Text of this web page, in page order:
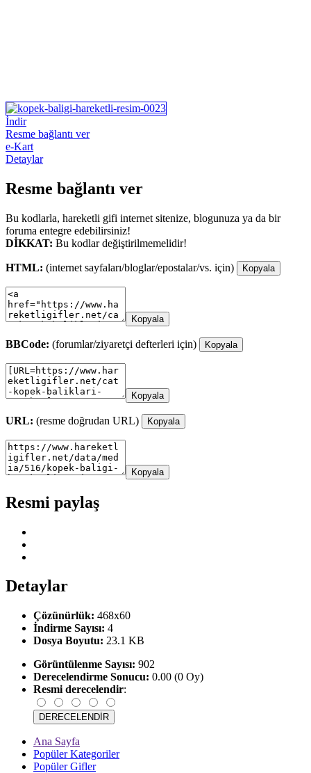
İndir
Resme bağlantı ver
e-Kart
Detaylar
Resme bağlantı ver
Bu kodlarla, hareketli gifi internet sitenize, blogunuza ya da bir
foruma entegre edebilirsiniz!
DİKKAT: Bu kodlar değiştirilmemelidir!
HTML: (internet sayfaları/bloglar/epostalar/vs. için) Kopyala
Kopyala
BBCode: (forumlar/ziyaretçi defterleri için) Kopyala
Kopyala
URL: (resme doğrudan URL) Kopyala
Kopyala
Resmi paylaş
Detaylar
Çözünürlük: 468x60
İndirme Sayısı: 4
Dosya Boyutu: 23.1 KB
Görüntülenme Sayısı: 902
Derecelendirme Sonucu: 0.00 (0 Oy)
Resmi derecelendir:
Ana Sayfa
Popüler Kategoriler
Popüler Gifler